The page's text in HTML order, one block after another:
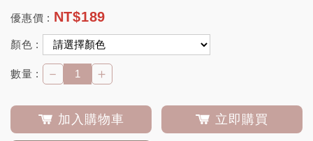
優惠價 : NT$189
顏色 :
數量 : － ＋
加入購物車 立即購買